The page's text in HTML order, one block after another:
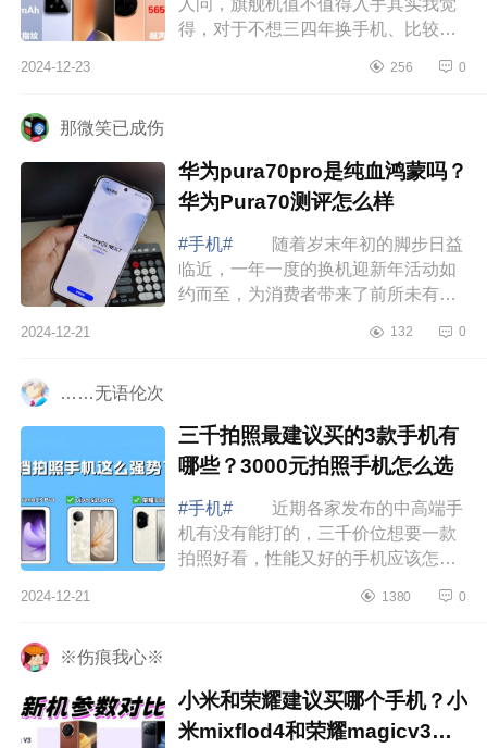
人问，旗舰机值不值得入手其实我觉
得，对于不想三四年换手机、比较看
好的，下面小编为大家介绍下小米15
2024-12-23 256 0
那微笑已成伤
华为pura70pro是纯血鸿蒙吗？
华为Pura70测评怎么样
#手机#
随着岁末年初的脚步日益
临近，一年一度的换机迎新年活动如
约而至，为消费者带来了前所未有的
国产品质手机，始终以其卓越的品
2024-12-21 132 0
……无语伦次
三千拍照最建议买的3款手机有
哪些？3000元拍照手机怎么选
#手机#
近期各家发布的中高端手
机有没有能打的，三千价位想要一款
拍照好看，性能又好的手机应该怎么
最建议买的3款手机有哪些？3000元
2024-12-21 1380 0
※伤痕我心※
小米和荣耀建议买哪个手机？小
米mixflod4和荣耀magicv3应